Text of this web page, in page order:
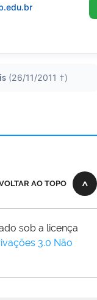
(26/11/2011 †)
AO TOPO
sob a licença
3.0 Não